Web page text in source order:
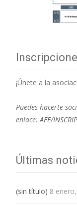
¡Únete a la
Puedes hacerte
enlace:AFE/
Últimas
(sin título) 8